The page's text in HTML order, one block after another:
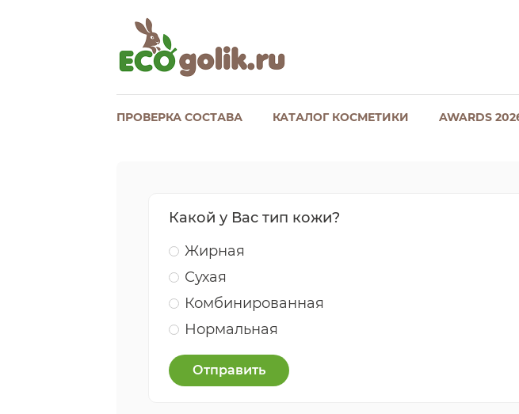
ПРОВЕРКА СОСТАВА КАТАЛОГ КОСМЕТИКИ AWARDS
Какой у Вас тип кожи?
Жирная
Сухая
Комбинированная
Нормальная
Отправить